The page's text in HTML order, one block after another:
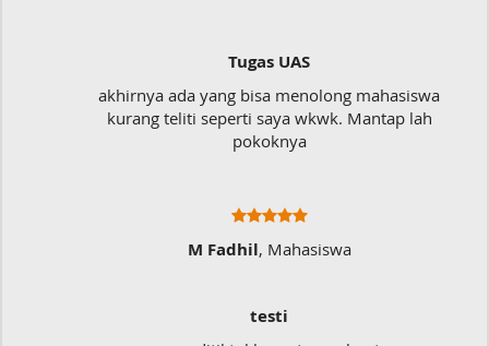
Tugas UAS
akhirnya ada yang bisa menolong mahasiswa
kurang teliti seperti saya wkwk. Mantap lah
pokoknya
M Fadhil, Mahasiswa